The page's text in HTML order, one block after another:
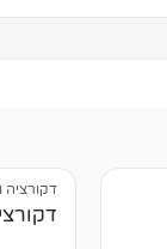
דקורציה